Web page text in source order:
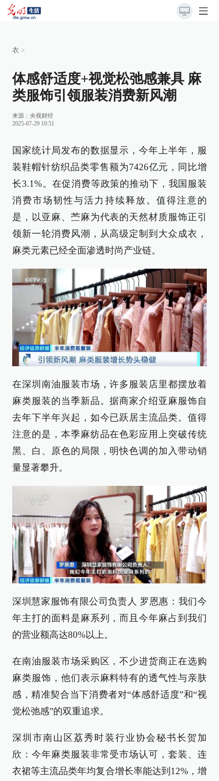
衣 >
体感舒适度+视觉松弛感兼具 麻
类服饰引领服装消费新风潮
来源： 央视财经
2025-07-29 10:51
国家统计局发布的数据显示，今年上半年，服
装鞋帽针纺织品类零售额为7426亿元，同比增
长3.1%。在促消费等政策的推动下，我国服装
消费市场韧性与活力持续释放。值得注意的
是，以亚麻、苎麻为代表的天然材质服饰正引
领新一轮消费风潮，从高级定制到大众成衣，
麻类元素已经全面渗透时尚产业链。
在深圳南油服装市场，许多服装店里都摆放着
麻类服装的当季新品。据商家介绍亚麻服饰自
去年下半年兴起，如今已跃居主流品类。值得
注意的是，本季麻纺品在色彩应用上突破传统
黑、白、原色的局限，明快色调的加入带动销
量显著攀升。
深圳慧家服饰有限公司负责人 罗恩惠：我们今
年主打的面料是麻系列，而且今年麻占到我们
的营业额高达80%以上。
在南油服装市场采购区，不少进货商正在选购
麻类服饰，他们表示麻料特有的透气性与亲肤
感，精准契合当下消费者对“体感舒适度”和“视
觉松弛感”的双重追求。
深圳市南山区荔秀时装行业协会秘书长贺加
欣：今年麻类服装非常受市场认可，套装、连
衣裙等主流品类年均复合增长率能达到12%，增